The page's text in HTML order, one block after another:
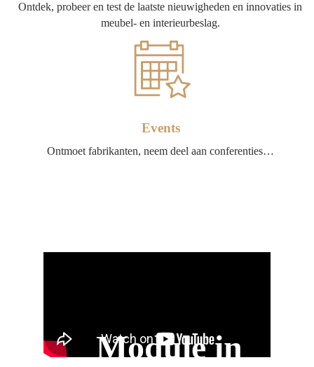
Ontdek, probeer en test de laatste nieuwigheden en innovaties in
meubel- en interieurbeslag.
Events
Ontmoet fabrikanten, neem deel aan conferenties…
Module in